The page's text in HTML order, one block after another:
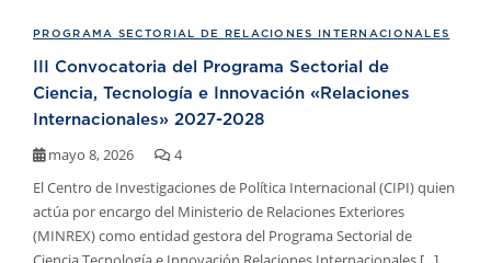
PROGRAMA SECTORIAL DE RELACIONES INTERNACIONALES
III Convocatoria del Programa Sectorial de
Ciencia, Tecnología e Innovación «Relaciones
Internacionales» 2027-2028
mayo 8, 2026
4
El Centro de Investigaciones de Política Internacional (CIPI) quien
actúa por encargo del Ministerio de Relaciones Exteriores
(MINREX) como entidad gestora del Programa Sectorial de